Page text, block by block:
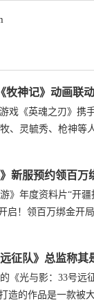
牧神记》动画联
《英魂之刃》携手
、灵毓秀、枪神
》新服预约领百
年度资料片“开疆
启！领百万绑金
远征队》总监称
光与影：33号远
打造的作品是一